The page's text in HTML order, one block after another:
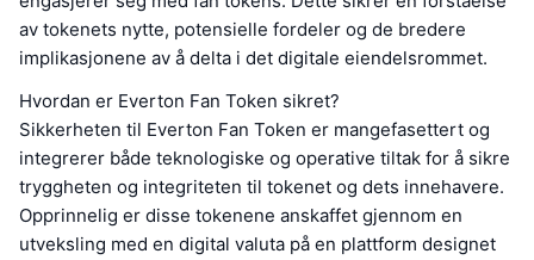
av tokenets nytte, potensielle fordeler og de bredere
implikasjonene av å delta i det digitale eiendelsrommet.
Hvordan er Everton Fan Token sikret?
Sikkerheten til Everton Fan Token er mangefasettert og
integrerer både teknologiske og operative tiltak for å sikre
tryggheten og integriteten til tokenet og dets innehavere.
Opprinnelig er disse tokenene anskaffet gjennom en
utveksling med en digital valuta på en plattform designet